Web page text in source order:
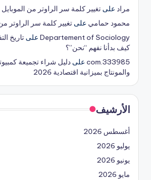
مراد على تغيير كلمة سر الراوتر من الموبايل
محمود حمامي على تغيير كلمة سر الراوتر
Departement of Sociology على تاريخ
كيف بدأنا نفهم “نحن”؟
333985.com
على
والمونتاج بميزانية اقتصادية 2026
الأرشيف
أغسطس 2026
يوليو 2026
يونيو 2026
مايو 2026